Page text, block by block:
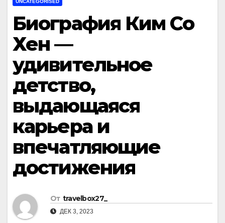
UNCATEGORISED
Биография Ким Со
Хен —
удивительное
детство,
выдающаяся
карьера и
впечатляющие
достижения
От travelbox27_
ДЕК 3, 2023